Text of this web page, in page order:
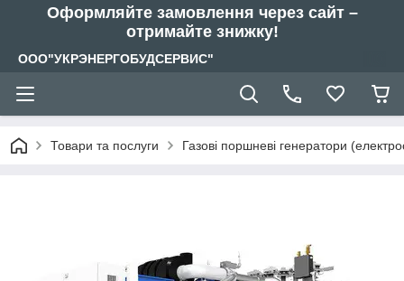
Оформляйте замовлення через сайт –
отримайте знижку!
ООО"УКРЭНЕРГОБУДСЕРВИС"
Товари та послуги Газові поршневі генератори